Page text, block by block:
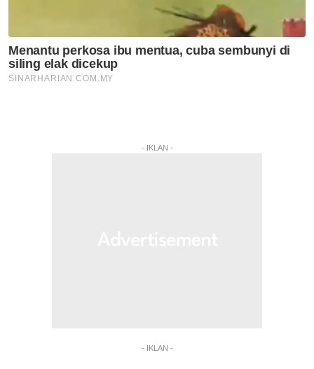
- IKLAN -
- IKLAN -